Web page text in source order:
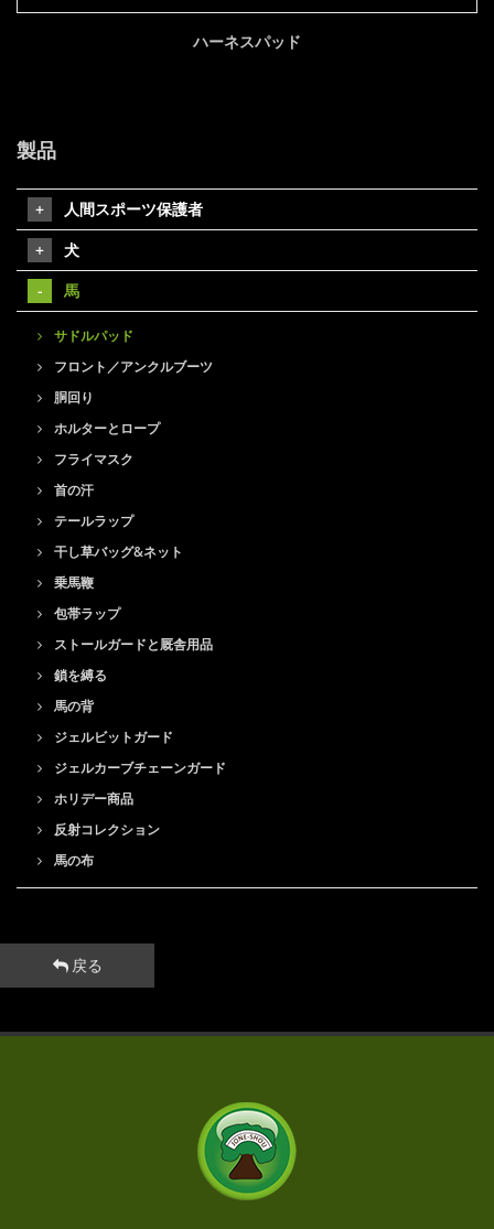
ハーネスパッド
製品
人間スポーツ保護者
犬
馬
サドルパッド
フロント／アンクルブーツ
胴回り
ホルターとロープ
フライマスク
首の汗
テールラップ
干し草バッグ&ネット
乗馬鞭
包帯ラップ
ストールガードと厩舎用品
鎖を縛る
馬の背
ジェルビットガード
ジェルカーブチェーンガード
ホリデー商品
反射コレクション
馬の布
戻る